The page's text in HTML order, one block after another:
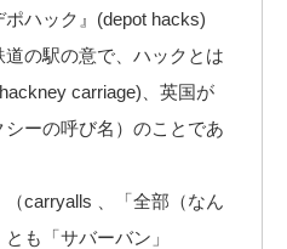
ハック』(depot hacks)
の駅の意で、ハックとは
carriage)、英国が
ーの呼び名）のことであ
carryalls 、「全部（なん
も「サバーバン」